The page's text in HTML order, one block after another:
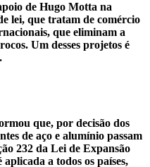
de Hugo Motta na
lei, que tratam de comércio
que eliminam a
Um desses projetos é
que, por decisão dos
de aço e alumínio passam
232 da Lei de Expansão
a todos os países,